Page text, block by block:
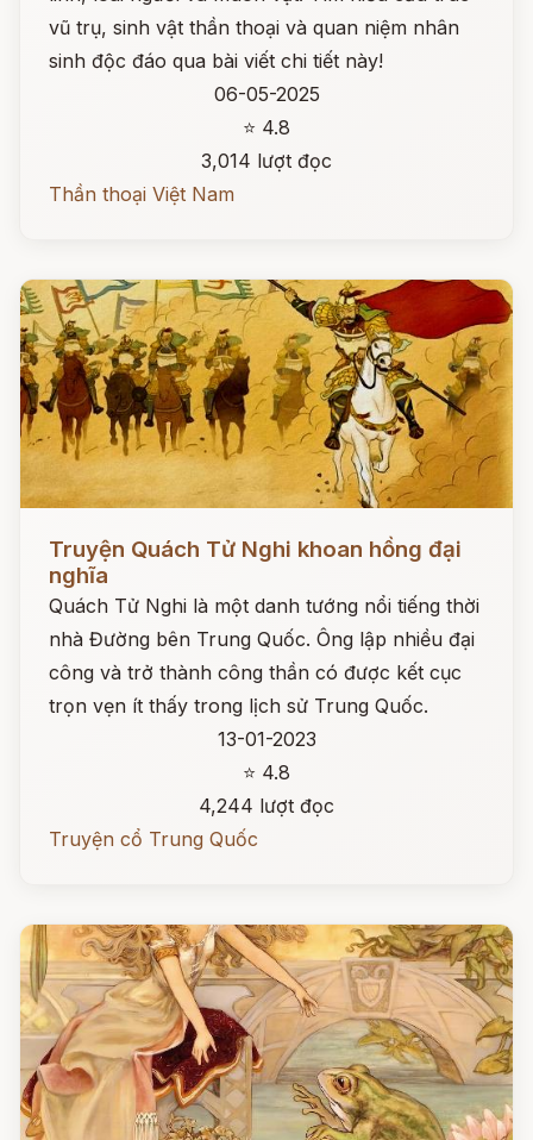
vũ trụ, sinh vật thần thoại và quan niệm nhân
sinh độc đáo qua bài viết chi tiết này!
06-05-2025
⭐ 4.8
3,014 lượt đọc
Thần thoại Việt Nam
Truyện Quách Tử Nghi khoan hồng đại
nghĩa
Quách Tử Nghi là một danh tướng nổi tiếng thời
nhà Đường bên Trung Quốc. Ông lập nhiều đại
công và trở thành công thần có được kết cục
trọn vẹn ít thấy trong lịch sử Trung Quốc.
13-01-2023
⭐ 4.8
4,244 lượt đọc
Truyện cổ Trung Quốc